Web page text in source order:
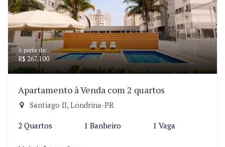
A partir de:
R$ 267.100
Apartamento à Venda com 2 quartos
Santiago II, Londrina-PR
2 Quartos 1 Banheiro 1 Vaga